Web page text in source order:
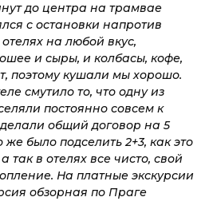
до центра на трамвае
с остановки напротив
на любой вкус,
и сыры, и колбасы, кофе,
поэтому кушали мы хорошо.
смутило то, что одну из
постоянно совсем к
общий договор на 5
было подселить 2+3, как это
так в отелях все чисто, свой
На платные экскурсии
обзорная по Праге